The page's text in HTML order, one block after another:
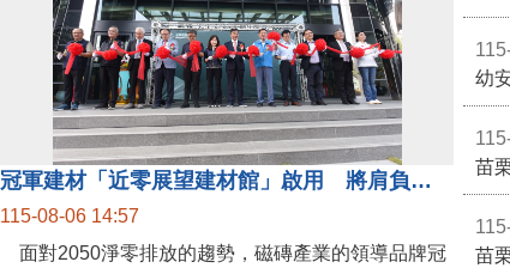
冠軍建材「近零展望建材館」啟用 將肩負節能減碳環境教育重任
115-08-06 14:57
面對2050淨零排放的趨勢，磁磚產業的領導品牌冠
幼
苗
苗